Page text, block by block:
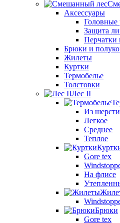
Аксессуары
Головные
Защита
Брюки и
Жилеты
Куртки
Термобелье
Толстовки
Лес II
Из
Легкое
Среднее
Теплое
Gore tex
На флисе
Брюки
Gore tex